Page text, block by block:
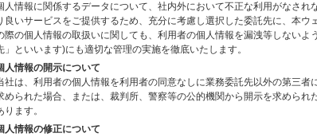
人情報に関係するデータについて、社内外において不正な利用がなさ
良いサービスをご提供するため、充分に考慮し選択した委託先に、本
際の個人情報の取扱いに関しても、利用者の個人情報を漏洩等しない
」といいます)にも適切な管理の実施を徹底いたします。
人情報の開示について
社は、利用者の個人情報を利用者の同意なしに業務委託先以外の第三
められた場合、または、裁判所、警察等の公的機関から開示を求めら
ります。
人情報の修正について